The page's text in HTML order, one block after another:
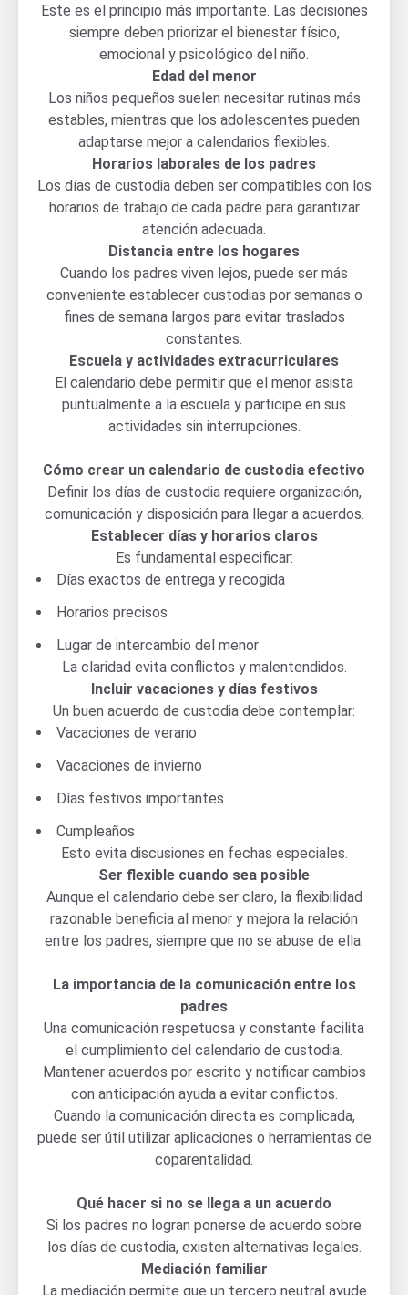
Este es el principio más importante. Las decisiones
siempre deben priorizar el bienestar físico,
emocional y psicológico del niño.
Edad del menor
Los niños pequeños suelen necesitar rutinas más
estables, mientras que los adolescentes pueden
adaptarse mejor a calendarios flexibles.
Horarios laborales de los padres
Los días de custodia deben ser compatibles con los
horarios de trabajo de cada padre para garantizar
atención adecuada.
Distancia entre los hogares
Cuando los padres viven lejos, puede ser más
conveniente establecer custodias por semanas o
fines de semana largos para evitar traslados
constantes.
Escuela y actividades extracurriculares
El calendario debe permitir que el menor asista
puntualmente a la escuela y participe en sus
actividades sin interrupciones.
Cómo crear un calendario de custodia efectivo
Definir los días de custodia requiere organización,
comunicación y disposición para llegar a acuerdos.
Establecer días y horarios claros
Es fundamental especificar:
Días exactos de entrega y recogida
Horarios precisos
Lugar de intercambio del menor
La claridad evita conflictos y malentendidos.
Incluir vacaciones y días festivos
Un buen acuerdo de custodia debe contemplar:
Vacaciones de verano
Vacaciones de invierno
Días festivos importantes
Cumpleaños
Esto evita discusiones en fechas especiales.
Ser flexible cuando sea posible
Aunque el calendario debe ser claro, la flexibilidad
razonable beneficia al menor y mejora la relación
entre los padres, siempre que no se abuse de ella.
La importancia de la comunicación entre los
padres
Una comunicación respetuosa y constante facilita
el cumplimiento del calendario de custodia.
Mantener acuerdos por escrito y notificar cambios
con anticipación ayuda a evitar conflictos.
Cuando la comunicación directa es complicada,
puede ser útil utilizar aplicaciones o herramientas de
coparentalidad.
Qué hacer si no se llega a un acuerdo
Si los padres no logran ponerse de acuerdo sobre
los días de custodia, existen alternativas legales.
Mediación familiar
La mediación permite que un tercero neutral ayude